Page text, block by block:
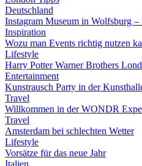
Deutschland
Instagram Museum in Wolfsburg –
Inspiration
Wozu man Events richtig nutzen
Lifestyle
Harry Potter Warner Brothers
Entertainment
Kunstrausch Party in der
Travel
Willkommen in der WONDR
Travel
Amsterdam bei schlechten Wetter
Lifestyle
Vorsätze für das neue Jahr
Italien